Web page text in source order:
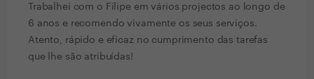
Trabalhei com o Filipe em vários projectos ao longo de
6 anos e recomendo vivamente os seus serviços.
Atento, rápido e eficaz no cumprimento das tarefas
que lhe são atribuídas!